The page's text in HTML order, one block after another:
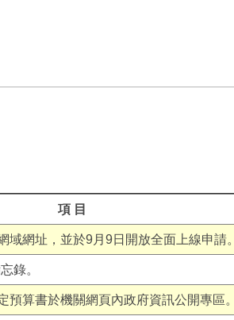
項 目
網址，並於9月9日開放全面上線申請。
錄。
算書於機關網頁內政府資訊公開專區。